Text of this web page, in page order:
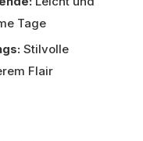
Tage
Stilvolle
Flair